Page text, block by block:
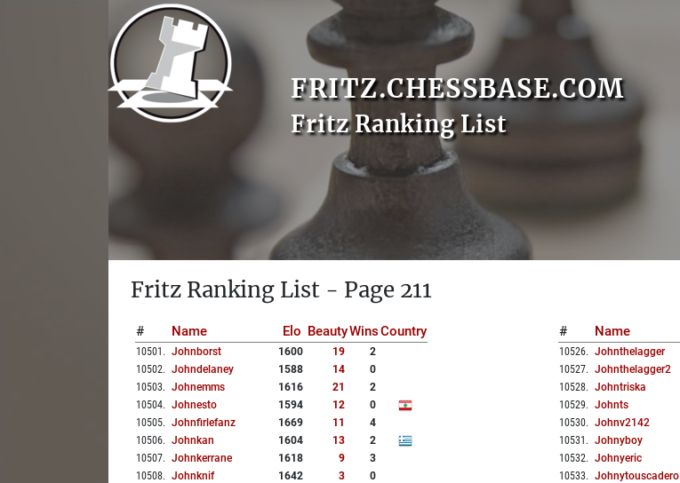
FRITZ.CHESSBASE.COM
Fritz Ranking List
Fritz Ranking List - Page 211
# Name Elo BeautyWinsCountry
10501 . Johnborst 1600 19
2
10502. Johndelaney 1588 14
0
10503. Johnemms 1616 21
2
10504. Johnesto 1594 12
0
10505. Johnfirlefanz 1669 11
4
10506. Johnkan 1604 13
2
10507. Johnkerrane 1618 9
3
10508. Johnknif 1642 3
0
# Name
10526. Johnthelagger
10527. Johnthelagger2
10528. Johntriska
10529. Johnts
10530. Johnv2142
10531 . Johnyboy
10532. Johnyeric
10533. Johnytouscadero